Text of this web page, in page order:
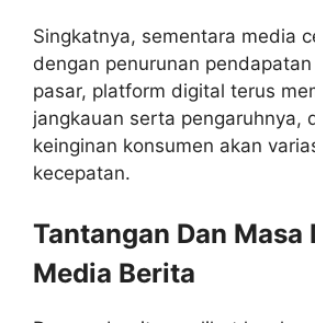
Singkatnya, sementara media
dengan penurunan
pasar, platform digital terus
jangkauan serta pengaruhnya,
keinginan konsumen akan
kecepatan.
Tantangan Dan Masa
Media Berita